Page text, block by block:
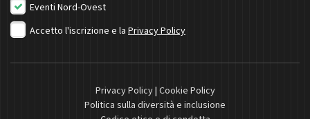
Eventi Nord-Ovest
Accetto l'iscrizione e la Privacy Policy
Privacy Policy| Cookie Policy
Politica sulla diversità e inclusione